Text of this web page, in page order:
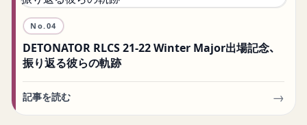
No. 04
DETONATOR RLCS 21-22 Winter Major出場記念、
振り返る彼らの軌跡
記事を読む →